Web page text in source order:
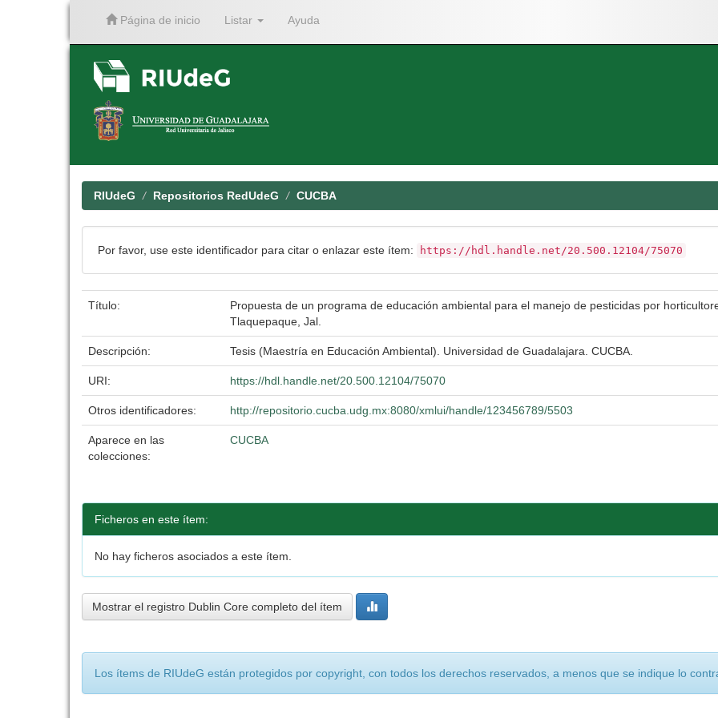
Página de inicio Listar Ayuda
RIUdeG Repositorios RedUdeG CUCBA
Por favor, use este identificador para citar o enlazar este ítem: https://hdl.handle.net/20.500.12104/75070
Título:
Propuesta de un programa de educación ambiental para el manejo de pesticidas por
Tlaquepaque, Jal.
Descripción: Tesis (Maestría en Educación Ambiental). Universidad de Guadalajara. CUCBA.
URI: https://hdl.handle.net/20.500.12104/75070
Otros identificadores: http://repositorio.cucba.udg.mx:8080/xmlui/handle/123456789/5503
Aparece en las
colecciones:
CUCBA
Ficheros en este ítem:
No hay ficheros asociados a este ítem.
Mostrar el registro Dublin Core completo del ítem
Los ítems de RIUdeG están protegidos por copyright, con todos los derechos reservados, a menos que se indique lo